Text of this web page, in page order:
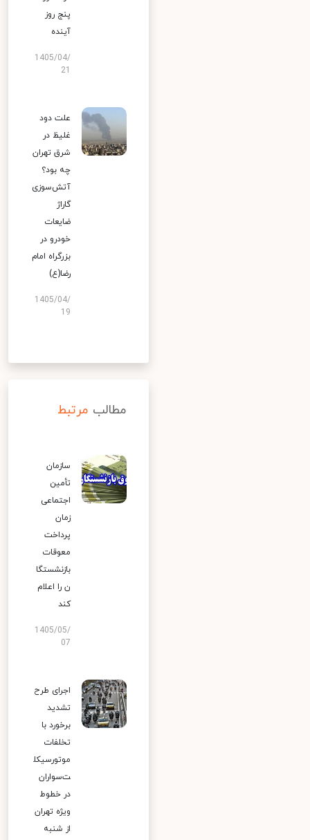
پنج روز
آینده
1405/04/
علت دود
غلیظ در
شرق تهران
چه بود؟
آتش‌سوزی
گاراژ
ضایعات
خودرو در
بزرگراه امام
رضا(ع)
1405/04/
19
مطالب مرتبط
سازمان
تأمین
اجتماعی
زمان
پرداخت
معوقات
بازنشستگا
ن را اعلام
کند
1405/05/
07
اجرای طرح
تشدید
برخورد با
تخلفات
موتورسیکل
ت‌سواران
در خطوط
ویژه تهران
از شنبه